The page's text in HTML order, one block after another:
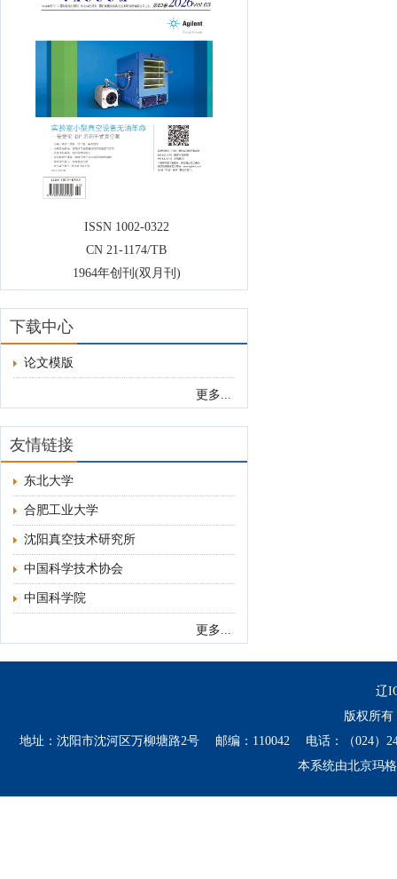
ISSN 1002-0322
CN 21-1174/TB
1964年创刊(双月刊)
下载中心
论文模版
更多...
友情链接
东北大学
合肥工业大学
沈阳真空技术研究所
中国科学技术协会
中国科学院
更多...
辽
版权所
地址：沈阳市沈河区万柳塘路2号 邮编：110042 电话：（024）
本系统由北京玛